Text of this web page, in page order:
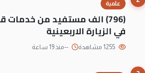
علمية
(796) الف مستفيد من
في الزيارة الاربعينية
--منذ 19 ساعة